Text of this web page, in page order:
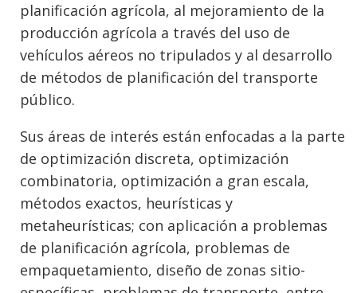
planificación agrícola, al mejoramiento de la
producción agrícola a través del uso de
vehículos aéreos no tripulados y al desarrollo
de métodos de planificación del transporte
público.
Sus áreas de interés están enfocadas a la parte
de optimización discreta, optimización
combinatoria, optimización a gran escala,
métodos exactos, heurísticas y
metaheurísticas; con aplicación a problemas
de planificación agrícola, problemas de
empaquetamiento, diseño de zonas sitio-